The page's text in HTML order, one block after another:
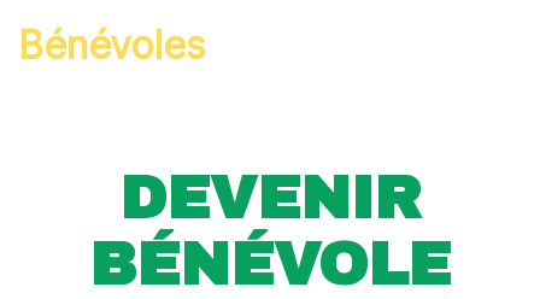
Bénévoles
DEVENIR
BÉNÉVOLE